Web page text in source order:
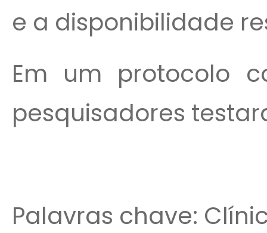
e a disponibilidade
Em um protocolo
pesquisadores
Palavras chave: